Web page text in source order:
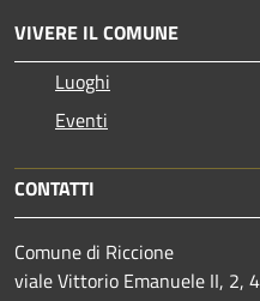
VIVERE IL COMUNE
Luoghi
Eventi
CONTATTI
Comune di Riccione
viale Vittorio Emanuele II, 2,